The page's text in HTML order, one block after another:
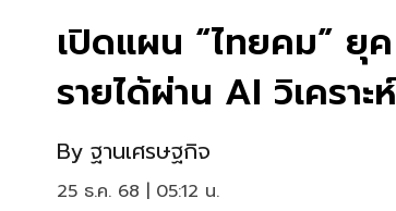
เปิดแผน “ไทยคม” ยุ
รายได้ผ่าน AI วิเคราะ
By ฐานเศรษฐกิจ
25 ธ.ค. 68 | 05:12 น.